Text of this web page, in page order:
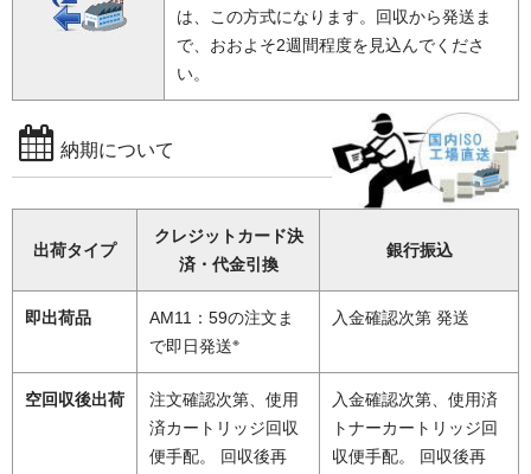
は、この方式になります。回収から発送ま
で、おおよそ2週間程度を見込んでくださ
い。
納期について
出荷タイプ
クレジットカード決
済・代金引換
銀行振込
即出荷品
AM11：59の注文ま
で即日発送※
入金確認次第 発送
空回収後出荷
注文確認次第、使用
済カートリッジ回収
便手配。 回収後再
入金確認次第、使用済
トナーカートリッジ回
収便手配。 回収後再